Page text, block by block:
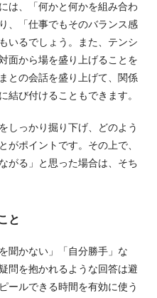
は、「何かと何かを組み合わ
、「仕事でもそのバランス感
いるでしょう。また、テンシ
面から場を盛り上げることを
との会話を盛り上げて、関係
結び付けることもできます。
しっかり掘り下げ、どのよう
がポイントです。その上で、
がる」と思った場合は、そち
と
聞かない」「自分勝手」な
問を抱かれるような回答は避
ールできる時間を有効に使う